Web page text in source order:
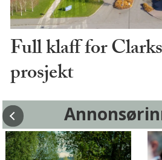
Full klaff for
prosjekt